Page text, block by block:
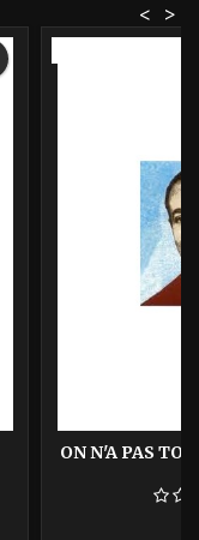
>
<
ON N'A PAS